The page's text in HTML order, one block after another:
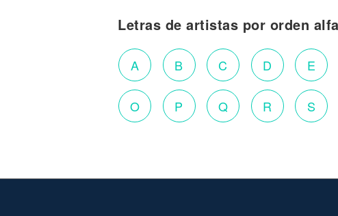
Letras de artistas por orden
A B C D E
O P Q R S